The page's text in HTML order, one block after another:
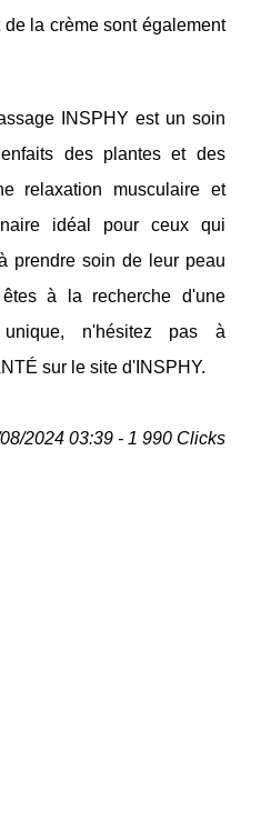
la crème sont également
INSPHY est un soin
des plantes et des
relaxation musculaire et
idéal pour ceux qui
prendre soin de leur peau
à la recherche d'une
n'hésitez pas à
sur le site d'INSPHY.
2024 03:39 - 1 990 Clicks